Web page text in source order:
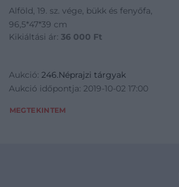
Alföld, 19. sz. vége, bükk és fenyőfa,
96,5*47*39 cm
Kikiáltási ár: 36 000 Ft
Aukció: 246.Néprajzi tárgyak
Aukció időpontja: 2019-10-02 17:00
MEGTEKINTEM